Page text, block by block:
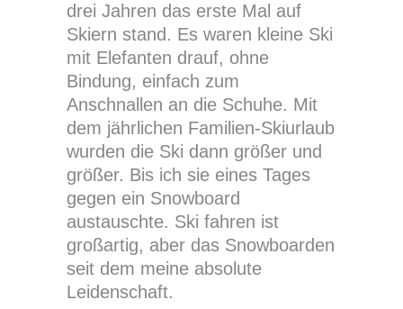
drei Jahren das erste Mal auf
Skiern stand. Es waren kleine Ski
mit Elefanten drauf, ohne
Bindung, einfach zum
Anschnallen an die Schuhe. Mit
dem jährlichen Familien-Skiurlaub
wurden die Ski dann größer und
größer. Bis ich sie eines Tages
gegen ein Snowboard
austauschte. Ski fahren ist
großartig, aber das Snowboarden
seit dem meine absolute
Leidenschaft.